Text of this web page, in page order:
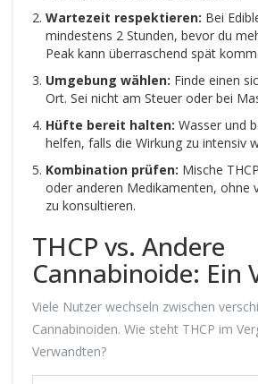
Wartezeit respektieren: Bei
mindestens 2 Stunden, bevor du
Peak kann überraschend spät
Umgebung wählen: Finde einen
Ort. Sei nicht am Steuer oder bei
Hüfte bereit halten: Wasser und
helfen, falls die Wirkung zu intensiv
Kombination prüfen: Mische
oder anderen Medikamenten, ohne
zu konsultieren.
THCP vs. Andere
Cannabinoide: Ein
Viele Nutzer wechseln zwischen
Cannabinoiden. Wie steht THCP im
Verwandten?